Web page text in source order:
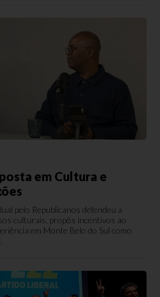
em Cultura e
pelo Republicanos defendeu a
culturais, propôs incentivos ao
em Monte Belo do Sul como